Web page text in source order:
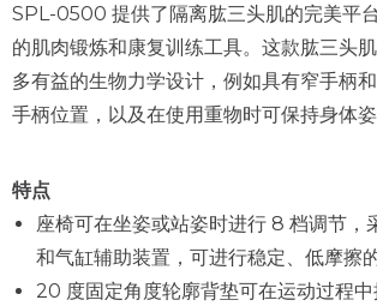
SPL-0500 提供了隔离肱三头肌的完美平
的肌肉锻炼和康复训练工具。这款肱三头
多有益的生物力学设计，例如具有窄手柄
手柄位置，以及在使用重物时可保持身体姿
特点
座椅可在坐姿或站姿时进行 8 档调节，
和气缸辅助装置，可进行稳定、低摩擦
20 度固定角度轮廓背垫可在运动过程